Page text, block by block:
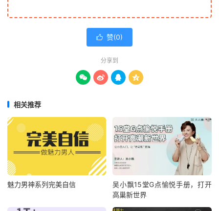
 赞(0)
分享到
   
相关推荐
魅力男神系列完美自信
吴小飘15堂G点愉悦手册，打开
高巢新世界